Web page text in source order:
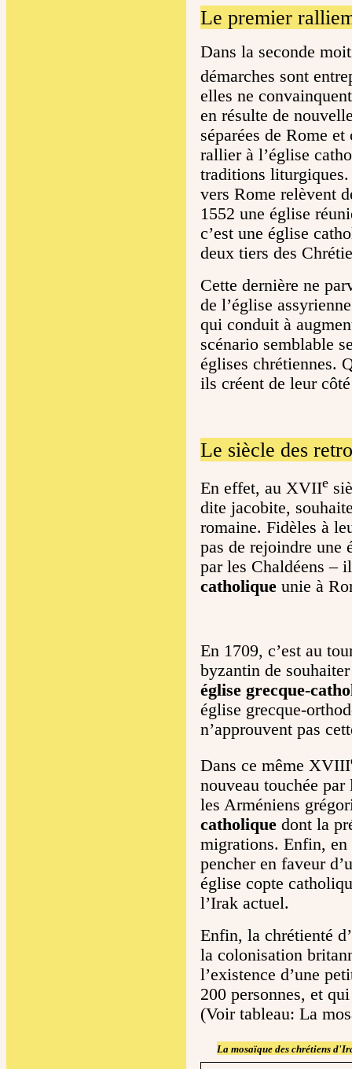
Le premier
Dans la seconde
démarches sont
elles ne
en résulte de
séparées de Rome
rallier à l’église
traditions liturgiques.
vers Rome relèvent
1552 une église
c’est une église
deux tiers des
Cette dernière ne
de l’église
qui conduit à
scénario semblable
églises chrétiennes.
ils créent de leur
Le siècle des
En effet, au XVIIe
dite jacobite,
romaine. Fidèles à
pas de rejoindre une
par les Chaldéens –
catholique unie à
En 1709, c’est au
byzantin de
église grecque-
église grecque-
n’approuvent pas
Dans ce même XVIII
nouveau touchée
les Arméniens
catholique dont la
migrations. Enfin, en
pencher en faveur
église copte
l’Irak actuel.
Enfin, la chrétienté
la colonisation
l’existence d’une
200 personnes, et
(Voir tableau: La
La mosaïque des chrétiens